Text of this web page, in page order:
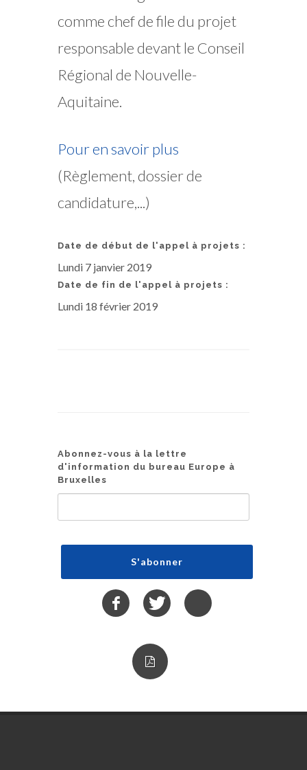
comme chef de file du projet
responsable devant le Conseil
Régional de Nouvelle-
Aquitaine.
Pour en savoir plus
(Règlement, dossier de
candidature,...)
Date de début de l'appel à projets :
Lundi 7 janvier 2019
Date de fin de l'appel à projets :
Lundi 18 février 2019
Abonnez-vous à la lettre
d'information du bureau Europe à
Bruxelles